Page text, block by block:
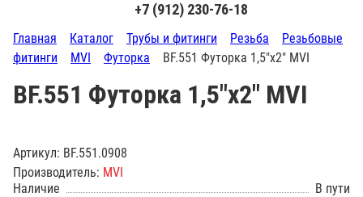
у
+7 (912) 230-76-18
Главная Каталог Трубы и фитинги Резьба
Резьбовые
фитинги
MVI Футорка BF.551 Футорка 1,5"х2" MVI
BF.551 Футорка 1,5"х2" MVI
Артикул: BF.551.0908
Производитель: MVI
Наличие
В пути